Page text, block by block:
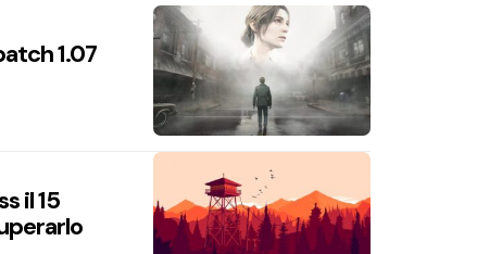
1.07
il 15